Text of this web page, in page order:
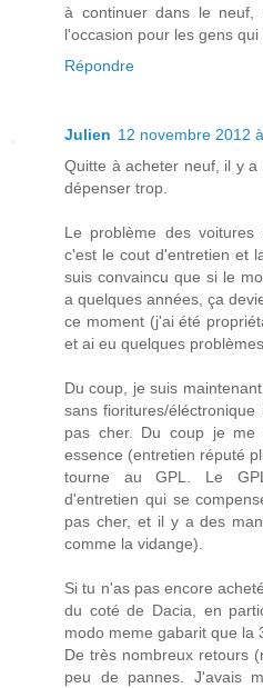
à continuer dans le neuf,
l'occasion pour les gens
Répondre
Julien 12 novembre 2012
Quitte à acheter neuf, il y
dépenser trop.
Le problème des voitures
c'est le cout d'entretien et
suis convaincu que si le
a quelques années, ça
ce moment (j'ai été
et ai eu quelques
Du coup, je suis
sans fioritures/
pas cher. Du coup je
essence (entretien réputé
tourne au GPL. Le
d'entretien qui se
pas cher, et il y a des
comme la vidange).
Si tu n'as pas encore
du coté de Dacia, en
modo meme gabarit que la
De très nombreux retours
peu de pannes. J'avais